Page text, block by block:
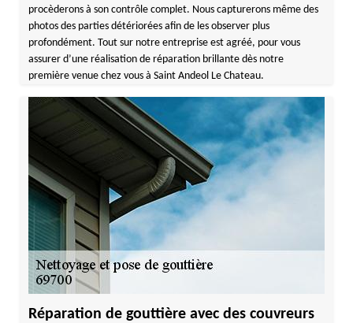
procèderons à son contrôle complet. Nous capturerons même des
photos des parties détériorées afin de les observer plus
profondément. Tout sur notre entreprise est agréé, pour vous
assurer d’une réalisation de réparation brillante dès notre
première venue chez vous à Saint Andeol Le Chateau.
Réparation de gouttière avec des couvreurs